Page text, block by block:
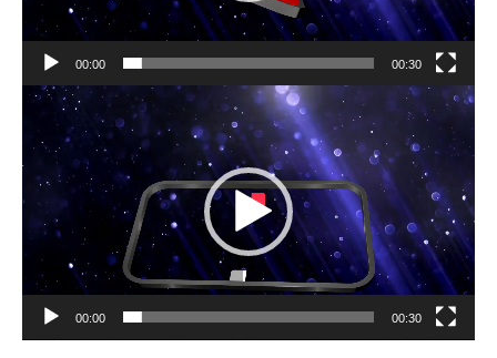
00:00 00:30
Reproductor
vídeo
00:00 00:30